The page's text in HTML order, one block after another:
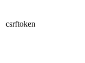
csrftoken